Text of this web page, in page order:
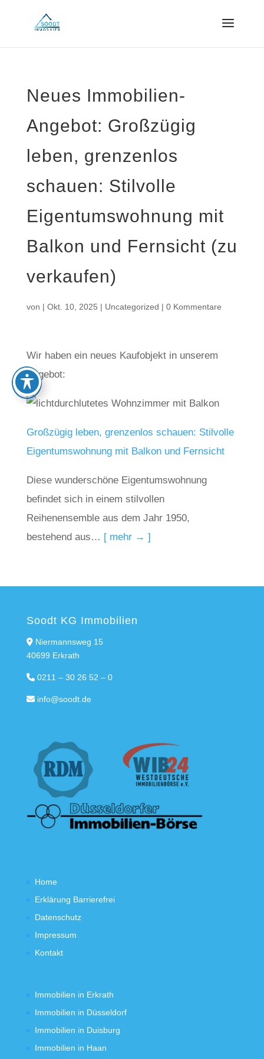
Neues Immobilien-
Angebot: Großzügig
leben, grenzenlos
schauen: Stilvolle
Eigentumswohnung mit
Balkon und Fernsicht (zu
verkaufen)
von | Okt. 10, 2025 | Uncategorized | 0 Kommentare
Wir haben ein neues Kaufobjekt in unserem
Angebot:
Großzügig leben, grenzenlos schauen: Stilvolle
Eigentumswohnung mit Balkon und Fernsicht
Diese wunderschöne Eigentumswohnung
befindet sich in einem stilvollen
Reihenensemble aus dem Jahr 1950,
bestehend aus… [ mehr → ]
Soodt KG Immobilien
Niermannsweg 15
40699 Erkrath
0211 – 30 26 52 – 0
info@soodt.de
Home
Erklärung Barrierefrei
Datenschutz
Impressum
Kontakt
Immobilien in Erkrath
Immobilien in Düsseldorf
Immobilien in Duisburg
Immobilien in Haan